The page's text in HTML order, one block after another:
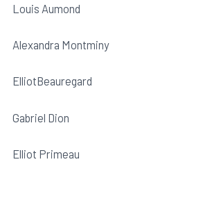
Louis Aumond
Alexandra Montminy
ElliotBeauregard
Gabriel Dion
Elliot Primeau